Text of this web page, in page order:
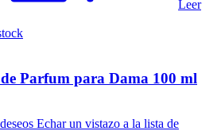
Leer
Parfum para Dama 100 ml
Echar un vistazo a la lista de